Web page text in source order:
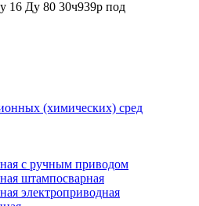
16 Ду 80 30ч939р под
(химических) сред
с ручным приводом
штампосварная
электроприводная